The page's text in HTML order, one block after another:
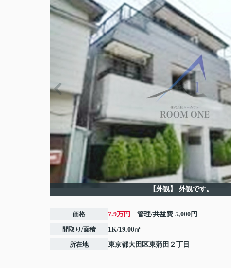
【外観】 外観です。
価格 7.9万円 管理/共益費 5,000円
間取り/面積 1K/19.00㎡
所在地 東京都大田区東蒲田 ２丁目